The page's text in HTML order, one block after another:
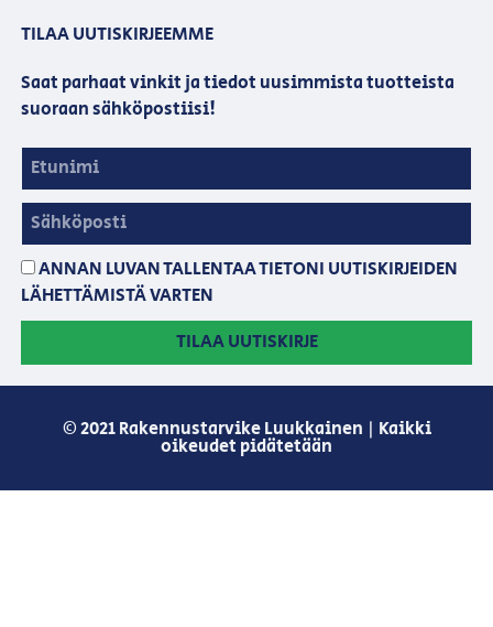
TILAA UUTISKIRJEEMME
Saat parhaat vinkit ja tiedot uusimmista tuotteista
suoraan sähköpostiisi!
ANNAN LUVAN TALLENTAA TIETONI UUTISKIRJEIDEN
LÄHETTÄMISTÄ VARTEN
TILAA UUTISKIRJE
© 2021 Rakennustarvike Luukkainen | Kaikki
oikeudet pidätetään